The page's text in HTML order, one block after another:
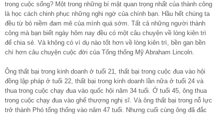
trong cuộc sống? Một trong những bí mật quan trọng nhất của thành công
là học cách chinh phục những nghi ngờ của chính bạn. Hầu hết chúng ta
đều từ bỏ niềm đam mê của mình quá sớm. Tất cả những người thành
công mà bạn biết ngày hôm nay đều có một câu chuyện về lòng kiên trì
để chia sẻ. Và không có ví dụ nào tốt hơn về lòng kiên trì, bền gan bền
chí hơn câu chuyện cuộc đời của Tổng thống Mỹ Abraham Lincoln.
Ông thất bại trong kinh doanh ở tuổi 21, thất bại trong cuộc đua vào hội
đồng lập pháp ở tuổi 22, thất bại trong kinh doanh lần nữa ở tuổi 24 và
thua trong cuộc chạy đua vào quốc hội năm 34 tuổi. Ở tuổi 45, ông thua
trong cuộc chạy đua vào ghế thượng nghị sĩ. Và ông thất bại trong nỗ lực
trở thành Phó tổng thống vào năm 47 tuổi. Nhưng cuối cùng ông đã đắc